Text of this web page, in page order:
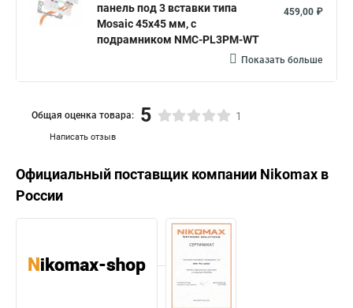
панель под 3 вставки типа
Mosaic 45х45 мм, с
подрамником NMC-PL3PM-WT
459,00 ₽
Показать больше
Написать отзыв
Общая оценка товара: 5 1
Официальный поставщик компании Nikomax в
России